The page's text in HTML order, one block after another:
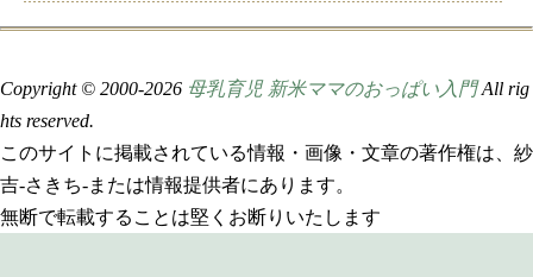
Copyright © 2000-2026 母乳育児 新米ママのおっぱい入門All rig
hts reserved.
このサイトに掲載されている情報・画像・文章の著作権は、紗
吉-さきち-または情報提供者にあります。
無断で転載することは堅くお断りいたします